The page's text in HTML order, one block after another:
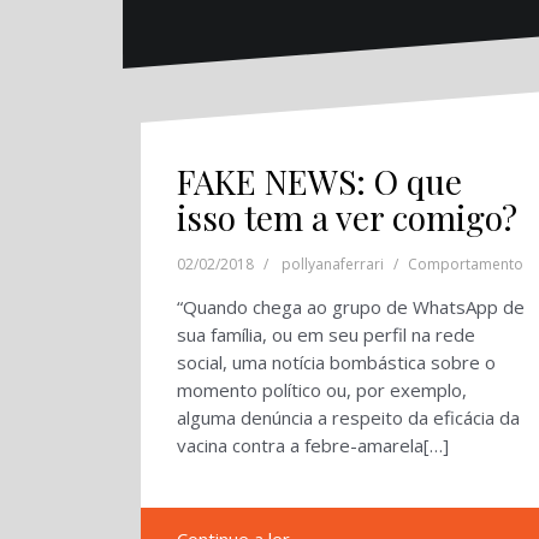
FAKE NEWS: O que
isso tem a ver comigo?
02/02/2018 pollyanaferrari Comportamento
“Quando chega ao grupo de WhatsApp de
sua família, ou em seu perfil na rede
social, uma notícia bombástica sobre o
momento político ou, por exemplo,
alguma denúncia a respeito da eficácia da
vacina contra a febre-amarela[…]